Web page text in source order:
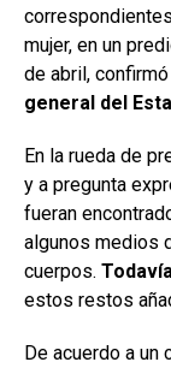
mujer, en un
de abril,
general del
En la rueda de
y a pregunta
fueran
algunos medios
cuerpos.
estos restos
De acuerdo a un